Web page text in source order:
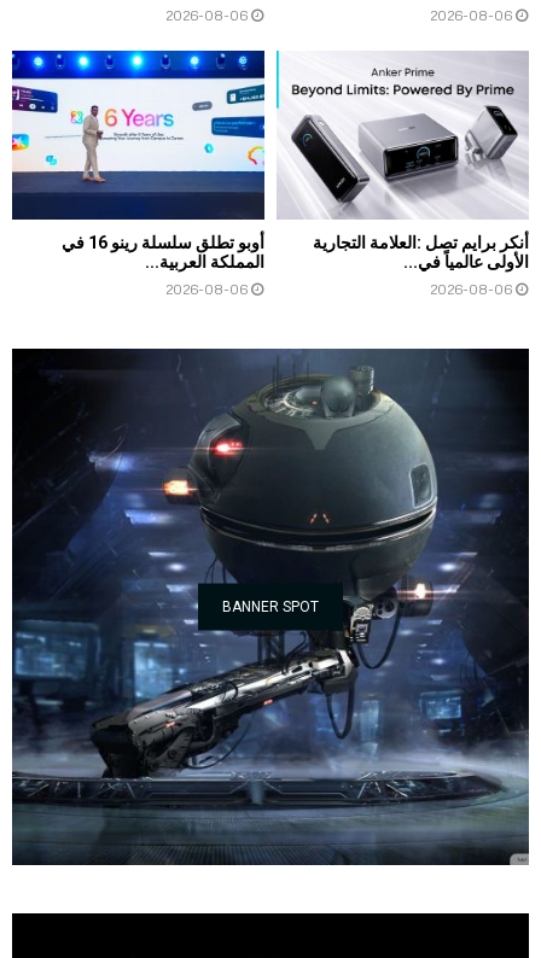
2026-08-06
2026-08-06
أنكر برايم تصل :العلامة التجارية
الأولى عالمياً في...
2026-08-06
أوبو تطلق سلسلة رينو 16 في
المملكة العربية...
2026-08-06
BANNER SPOT